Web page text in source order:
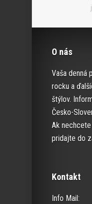
O nás
Vaša denná
rocku a
štýlov.
Česko-
Ak
pridajte do
Kontakt
Info Mail: